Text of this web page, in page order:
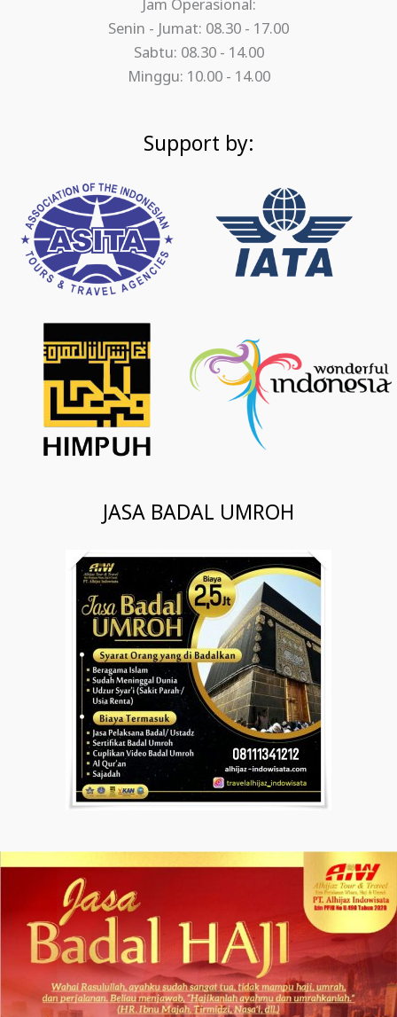
Jam Operasional:
Senin - Jumat: 08.30 - 17.00
Sabtu: 08.30 - 14.00
Minggu: 10.00 - 14.00
Support by:
JASA BADAL UMROH